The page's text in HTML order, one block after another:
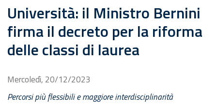
Università: il Ministro Bernini
firma il decreto per la riforma
delle classi di laurea
Mercoledì, 20/12/2023
Percorsi più flessibili e maggiore interdisciplinarità